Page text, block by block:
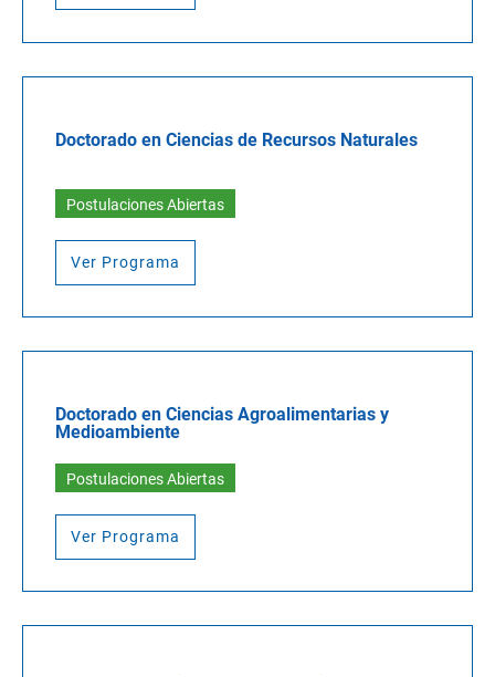
Doctorado en Ciencias de Recursos Naturales
Postulaciones Abiertas
Ver Programa
Doctorado en Ciencias Agroalimentarias y
Medioambiente
Postulaciones Abiertas
Ver Programa